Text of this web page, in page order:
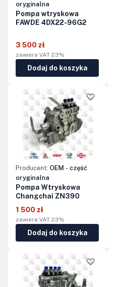
oryginalna
Pompa wtryskowa
FAWDE 4DX22-96G2
3 500 zł
zawiera VAT 23%
Dodaj do koszyka
Producent: OEM - część
oryginalna
Pompa Wtryskowa
Changchai ZN390
1 500 zł
zawiera VAT 23%
Dodaj do koszyka